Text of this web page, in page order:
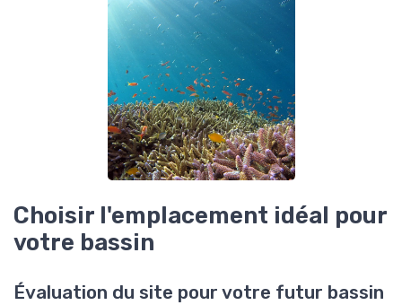
Choisir l'emplacement idéal pour
votre bassin
Évaluation du site pour votre futur bassin